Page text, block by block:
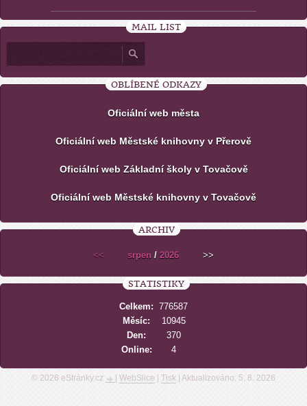
MAIL LIST
OBLÍBENÉ ODKAZY
Oficiální web města
Oficiální web Městské knihovny v Přerově
Oficiální web Základní školy v Tovačově
Oficiální web Městské knihovny v Tovačově
ARCHIV
<< srpen / 2026 >>
STATISTIKY
Online: 4
Celkem: 776587
Měsíc:
10945
Den:
370
© 2026 eStránky.cz WebSlice Tisk Aktualizováno: 5. 8. 2026